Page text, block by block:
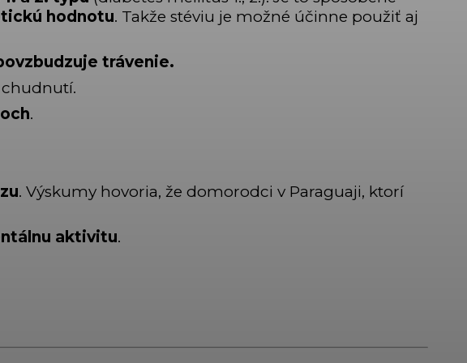
hodnotu. Takže stéviu je možné účinne použiť aj
trávenie.
.
. Výskumy hovoria, že domorodci v Paraguaji, ktorí
aktivitu.